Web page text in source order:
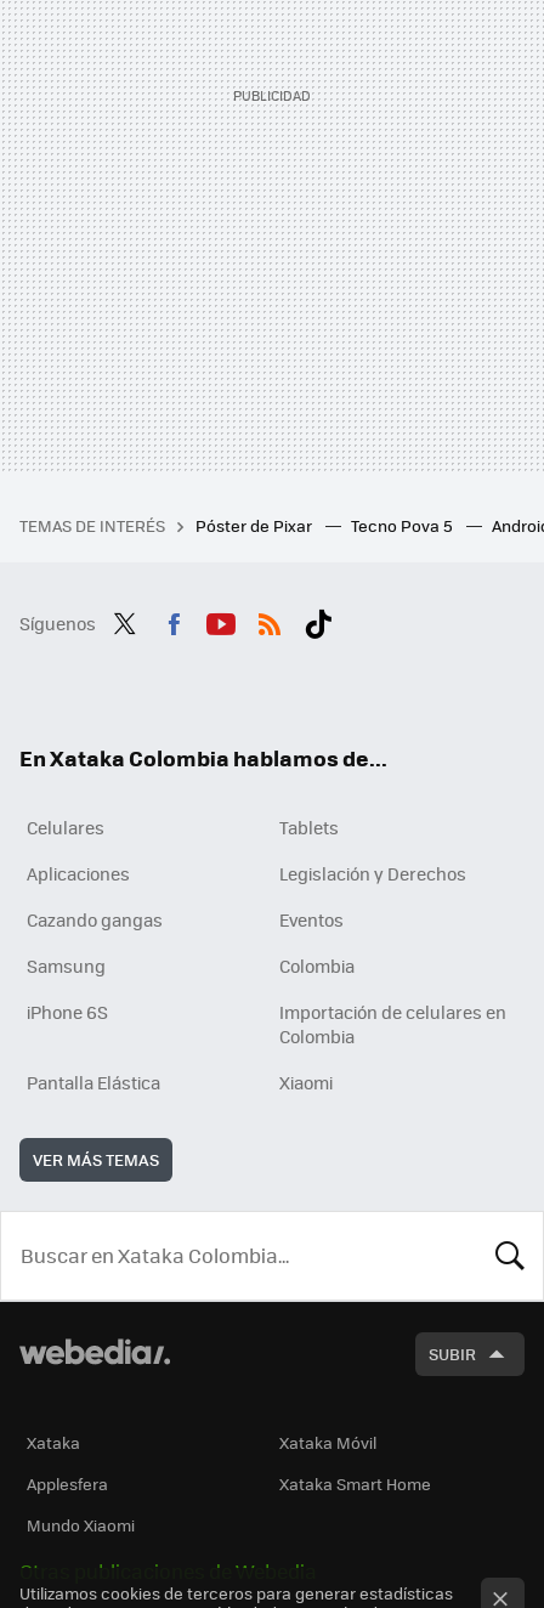
TEMAS DE INTERÉS Póster de Pixar Tecno Pova 5
Síguenos
En Xataka Colombia hablamos de...
Celulares
Tablets
Aplicaciones
Legislación y Derechos
Cazando gangas
Eventos
Samsung
Colombia
iPhone 6S
Importación de celulares en
Colombia
Pantalla Elástica
Xiaomi
VER MÁS TEMAS
SUBIR
Xataka
Xataka Móvil
Applesfera
Xataka Smart Home
Mundo Xiaomi
Otras publicaciones de Webedia
Utilizamos cookies de terceros para generar estadísticas